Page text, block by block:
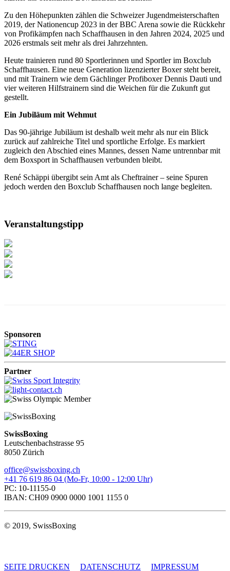
Zu den Höhepunkten zählen die Schweizer Jugendmeisterschaften
2019, der Nationencup 2023 in der BBC Arena sowie die Rückkehr
von Profikämpfen nach Schaffhausen in den Jahren 2024, 2025 und
2026 erstmals seit mehr als drei Jahrzehnten.
Heute trainieren rund 80 Sportlerinnen und Sportler im Boxclub
Schaffhausen. Eine neue Generation lizenzierter Boxer steht bereit,
und mit Trainern wie dem Gächlinger Profiboxer Dennis Dauti und
vier weiteren Hilfstrainern sind die Weichen für die Zukunft gut
gestellt.
Ein Jubiläum mit Wehmut
Das 90-jährige Jubiläum ist deshalb weit mehr als nur ein Blick
zurück auf zahlreiche Titel und sportliche Erfolge. Es markiert
zugleich den Abschied eines Mannes, dessen Name untrennbar mit
dem Boxsport in Schaffhausen verbunden bleibt.
René Schäppi übergibt sein Amt als Cheftrainer – seine Spuren
jedoch werden den Boxclub Schaffhausen noch lange begleiten.
Veranstaltungstipp
Sponsoren
Partner
SwissBoxing
Leutschenbachstrasse 95
8050 Zürich
office@swissboxing.ch
+41 76 619 86 04 (Mo-Fr, 10:00 - 12:00 Uhr)
PC: 10-11155-0
IBAN: CH09 0900 0000 1001 1155 0
© 2019, SwissBoxing
SEITE DRUCKEN DATENSCHUTZ IMPRESSUM